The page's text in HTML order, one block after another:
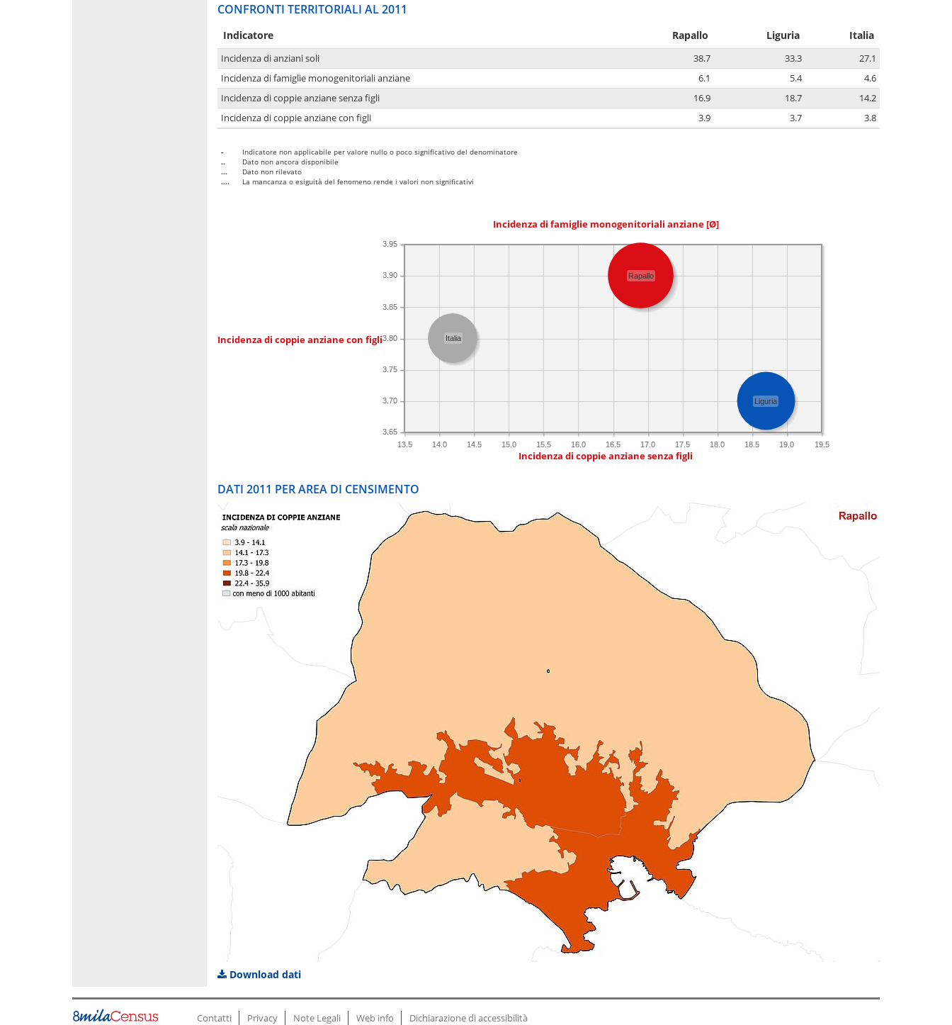
CONFRONTI TERRITORIALI AL 2011
Indicatore Rapallo Liguria Italia
Incidenza di anziani soli 38.7 33.3
27.1
Incidenza di famiglie monogenitoriali anziane
6.1 5.4
4.6
Incidenza di coppie anziane senza figli
16.9 18.7
14.2
Incidenza di coppie anziane con figli
3.9 3.7 3.8
-
Indicatore non applicabile per valore nullo o poco significativo del denominatore
..
Dato non ancora disponibile
...
Dato non rilevato
....
La mancanza o esiguità del fenomeno rende i valori non significativi
Incidenza di famiglie monogenitoriali anziane [Ø]
Incidenza di coppie anziane con figli
13.5 14.0 14.5 15.0 15.5 16.0 16.5 17.0 17.5 18.0 18.5 19.0 19.5
3.65
3.70
3.75
3.80
3.85
3.90
3.95
Rapallo
Liguria
Italia
Incidenza di coppie anziane senza figli
DATI 2011 PER AREA DI CENSIMENTO
Download dati
Contatti Privacy Note Legali Web info Dichiarazione di accessibilità